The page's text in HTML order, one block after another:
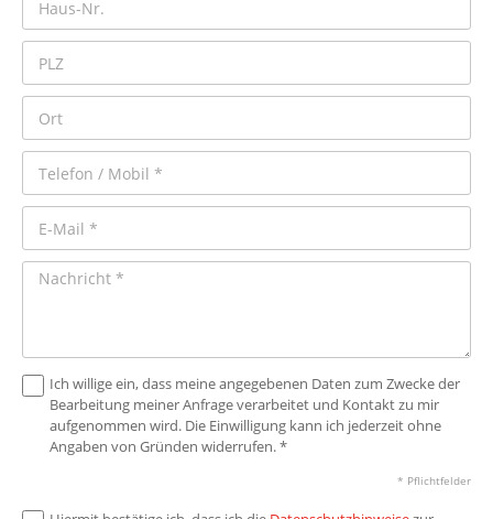
Ich willige ein, dass meine angegebenen Daten zum Zwecke der
Bearbeitung meiner Anfrage verarbeitet und Kontakt zu mir
aufgenommen wird. Die Einwilligung kann ich jederzeit ohne
Angaben von Gründen widerrufen. *
* Pflichtfelder